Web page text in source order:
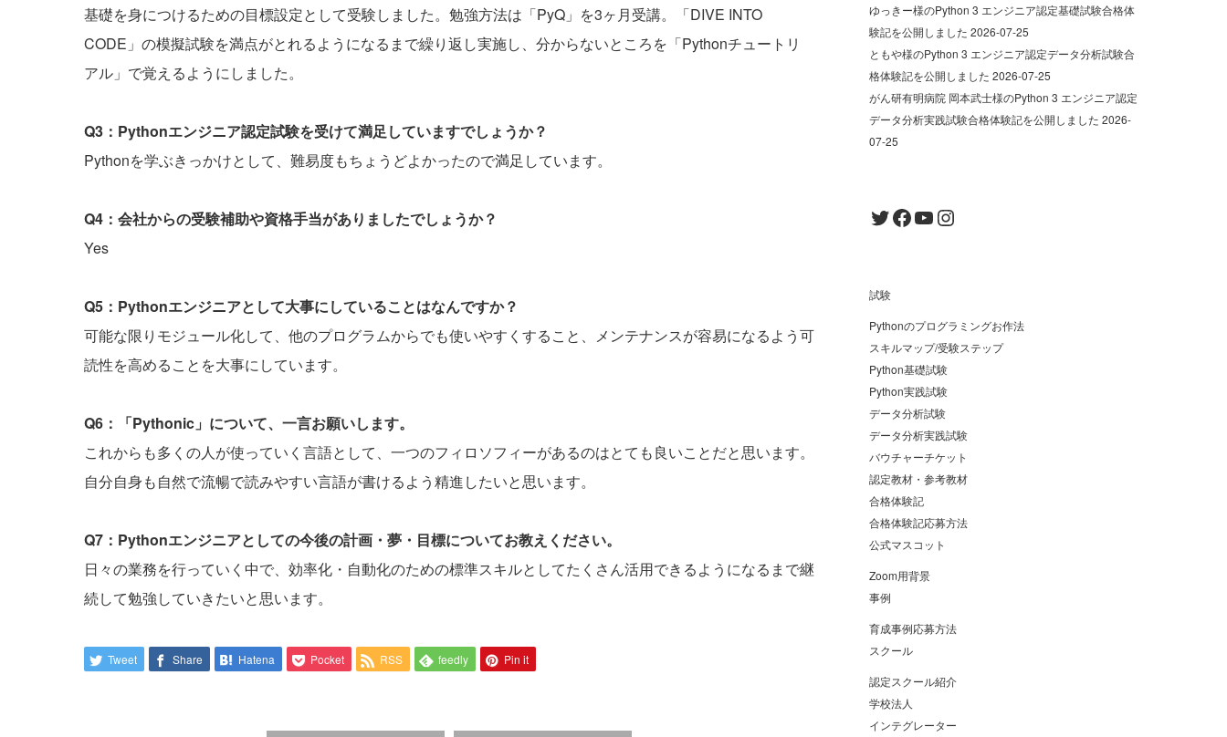
基礎を身につけるための目標設定として受験しました。勉強方法は「PyQ」を3ヶ月受講。「DIVE INTO
CODE」の模擬試験を満点がとれるようになるまで繰り返し実施し、分からないところを「Pythonチュートリ
アル」で覚えるようにしました。
Q3：Pythonエンジニア認定試験を受けて満足していますでしょうか？
Pythonを学ぶきっかけとして、難易度もちょうどよかったので満足しています。
Q4：会社からの受験補助や資格手当がありましたでしょうか？
Yes
Q5：Pythonエンジニアとして大事にしていることはなんですか？
可能な限りモジュール化して、他のプログラムからでも使いやすくすること、メンテナンスが容易になるよう可
読性を高めることを大事にしています。
Q6：「Pythonic」について、一言お願いします。
これからも多くの人が使っていく言語として、一つのフィロソフィーがあるのはとても良いことだと思います。
自分自身も自然で流暢で読みやすい言語が書けるよう精進したいと思います。
Q7：Pythonエンジニアとしての今後の計画・夢・目標についてお教えください。
日々の業務を行っていく中で、効率化・自動化のための標準スキルとしてたくさん活用できるようになるまで継
続して勉強していきたいと思います。
Tweet Share Hatena Pocket RSS feedly Pin it
ゆっきー様のPython 3 エンジニア認定基礎試験合格体
験記を公開しました 2026-07-25
ともや様のPython 3 エンジニア認定データ分析試験合
格体験記を公開しました 2026-07-25
がん研有明病院 岡本武士様のPython 3 エンジニア認定
データ分析実践試験合格体験記を公開しました 2026-
07-25
Twitter
Facebook
YouTube
Instagram
試験
Pythonのプログラミングお作法
スキルマップ/受験ステップ
Python基礎試験
Python実践試験
データ分析試験
データ分析実践試験
バウチャーチケット
認定教材・参考教材
合格体験記
合格体験記応募方法
公式マスコット
Zoom用背景
事例
育成事例応募方法
スクール
認定スクール紹介
学校法人
インテグレーター